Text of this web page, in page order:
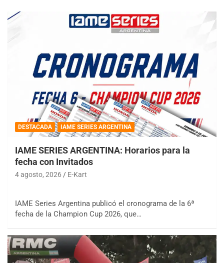
DESTACADA IAME SERIES ARGENTINA
IAME SERIES ARGENTINA: Horarios para la
fecha con Invitados
4 agosto, 2026 E-Kart
IAME Series Argentina publicó el cronograma de la 6ª
fecha de la Champion Cup 2026, que…